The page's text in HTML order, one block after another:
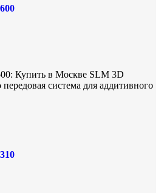
Купить в Москве SLM 3D
система для аддитивного